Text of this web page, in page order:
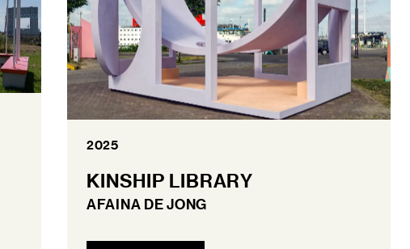
2025
KINSHIP LIBRARY
AFAINA DE JONG